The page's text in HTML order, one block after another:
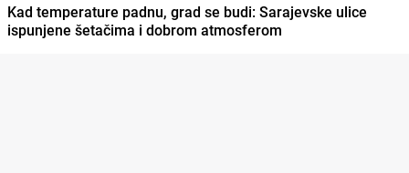
Kad temperature padnu, grad se budi: Sarajevske ulice
ispunjene šetačima i dobrom atmosferom